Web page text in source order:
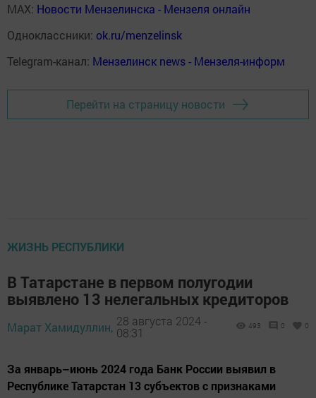
MAX: Новости Мензелинска - Мензеля онлайн
Одноклассники: ok.ru/menzelinsk
Telegram-канал: Мензелинск news - Мензеля-информ
Перейти на страницу новости
ЖИЗНЬ РЕСПУБЛИКИ
В Татарстане в первом полугодии
выявлено 13 нелегальных кредиторов
Марат Хамидуллин, 28 августа 2024 -
08:31
493 0 0
За январь–июнь 2024 года Банк России выявил в
Республике Татарстан 13 субъектов с признаками